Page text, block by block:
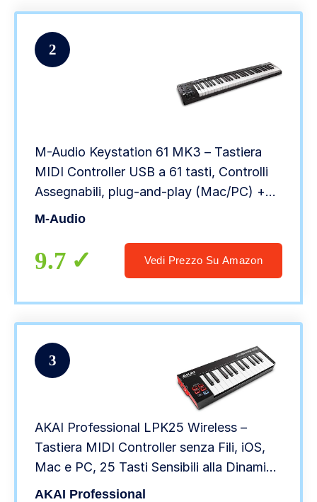
2
M-Audio Keystation 61 MK3 – Tastiera
MIDI Controller USB a 61 tasti, Controlli
Assegnabili, plug-and-play (Mac/PC) +
Pacchetto Software
M-Audio
9.7 Vedi Prezzo Su Amazon
3
AKAI Professional LPK25 Wireless –
Tastiera MIDI Controller senza Fili, iOS,
Mac e PC, 25 Tasti Sensibili alla Dinamica
e Bluetooth
AKAI Professional